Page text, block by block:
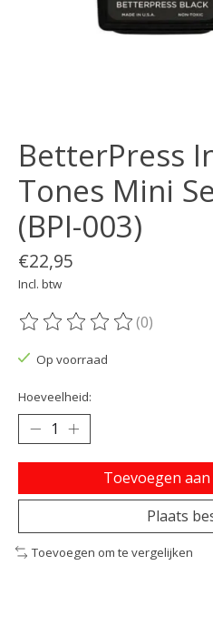
BetterPress
Tones Mini
(BPI-003)
€22,95
Incl. btw
De beoordeling van dit
(0)
Op voorraad
Hoeveelheid:
Toevoegen
Plaats
Toevoegen om te vergelijken